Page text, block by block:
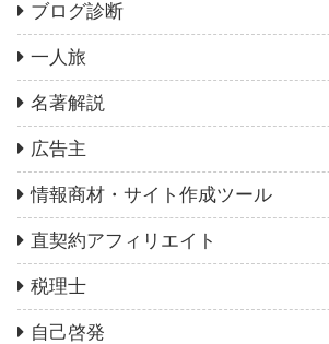
ブログ診断
一人旅
名著解説
広告主
情報商材・サイト作成ツール
直契約アフィリエイト
税理士
自己啓発